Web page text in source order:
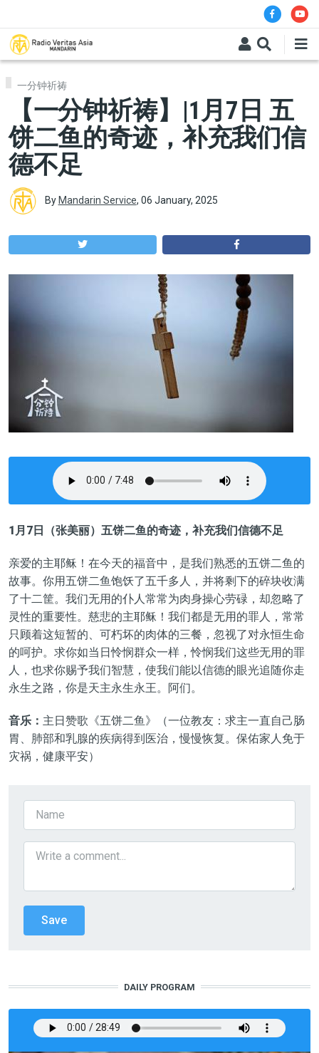
一分钟祈祷
【一分钟祈祷】|1月7日 五
饼二鱼的奇迹，补充我们信
德不足
By Mandarin Service, 06 January, 2025
1月7日（张美丽）五饼二鱼的奇迹，补充我们信德不足
亲爱的主耶稣！在今天的福音中，是我们熟悉的五饼二鱼的
故事。你用五饼二鱼饱饫了五千多人，并将剩下的碎块收满
了十二筐。我们无用的仆人常常为肉身操心劳碌，却忽略了
灵性的重要性。慈悲的主耶稣！我们都是无用的罪人，常常
只顾着这短暂的、可朽坏的肉体的三餐，忽视了对永恒生命
的呵护。求你如当日怜悯群众一样，怜悯我们这些无用的罪
人，也求你赐予我们智慧，使我们能以信德的眼光追随你走
永生之路，你是天主永生永王。阿们。
音乐： 主日赞歌《五饼二鱼》（一位教友：求主一直自己肠
胃、肺部和乳腺的疾病得到医治，慢慢恢复。保佑家人免于
灾祸，健康平安）
DAILY PROGRAM